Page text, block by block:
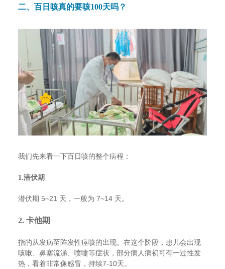
二、百日咳真的要咳100天吗？
我们先来看一下百日咳的整个病程：
1.潜伏期
潜伏期 5~21 天，一般为 7~14 天。
2. 卡他期
指的从发病至阵发性痉咳的出现。在这个阶段，患儿会出现
咳嗽、鼻塞流涕、喷嚏等症状，部分病人病初可有一过性发
热，看着非常像感冒，持续7-10天。